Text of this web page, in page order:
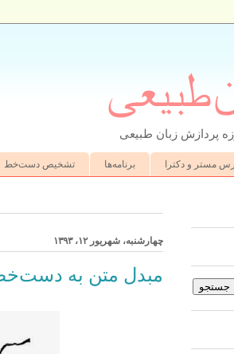
پردازش زبان طبیعی
مستر و دکترا برنامه‌ها تشخیص دست‌خط
چهارشنبه، شهریور ۱۲، ۱۳۹۳
مبدل متن به